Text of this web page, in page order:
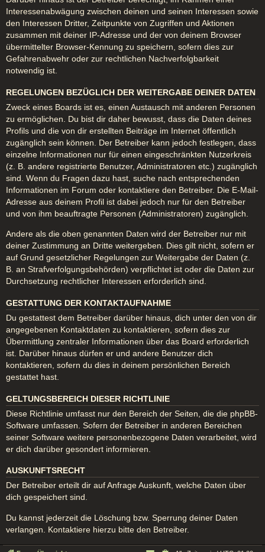
Interessenabwägung zwischen deinen und seinen Interessen sowie
den Interessen Dritter, Zeitpunkte von Zugriffen und Aktionen
zusammen mit deiner IP-Adresse und der von deinem Browser
übermittelter Browser-Kennung zu speichern, sofern dies zur
Gefahrenabwehr oder zur rechtlichen Nachverfolgbarkeit
notwendig ist.
REGELUNGEN BEZÜGLICH DER WEITERGABE DEINER DATEN
Zweck eines Boards ist es, einen Austausch mit anderen Personen
zu ermöglichen. Du bist dir daher bewusst, dass die Daten deines
Profils und die von dir erstellten Beiträge im Internet öffentlich
zugänglich sein können. Der Betreiber kann jedoch festlegen, dass
einzelne Informationen nur für einen eingeschränkten Nutzerkreis
(z. B. andere registrierte Benutzer, Administratoren etc.) zugänglich
sind. Wenn du Fragen dazu hast, suche nach entsprechenden
Informationen im Forum oder kontaktiere den Betreiber. Die E-Mail-
Adresse aus deinem Profil ist dabei jedoch nur für den Betreiber
und von ihm beauftragte Personen (Administratoren) zugänglich.
Andere als die oben genannten Daten wird der Betreiber nur mit
deiner Zustimmung an Dritte weitergeben. Dies gilt nicht, sofern er
auf Grund gesetzlicher Regelungen zur Weitergabe der Daten (z.
B. an Strafverfolgungsbehörden) verpflichtet ist oder die Daten zur
Durchsetzung rechtlicher Interessen erforderlich sind.
GESTATTUNG DER KONTAKTAUFNAHME
Du gestattest dem Betreiber darüber hinaus, dich unter den von dir
angegebenen Kontaktdaten zu kontaktieren, sofern dies zur
Übermittlung zentraler Informationen über das Board erforderlich
ist. Darüber hinaus dürfen er und andere Benutzer dich
kontaktieren, sofern du dies in deinem persönlichen Bereich
gestattet hast.
GELTUNGSBEREICH DIESER RICHTLINIE
Diese Richtlinie umfasst nur den Bereich der Seiten, die die phpBB-
Software umfassen. Sofern der Betreiber in anderen Bereichen
seiner Software weitere personenbezogene Daten verarbeitet, wird
er dich darüber gesondert informieren.
AUSKUNFTSRECHT
Der Betreiber erteilt dir auf Anfrage Auskunft, welche Daten über
dich gespeichert sind.
Du kannst jederzeit die Löschung bzw. Sperrung deiner Daten
verlangen. Kontaktiere hierzu bitte den Betreiber.